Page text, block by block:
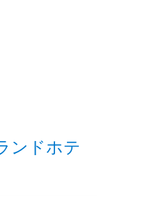
ンドホテ